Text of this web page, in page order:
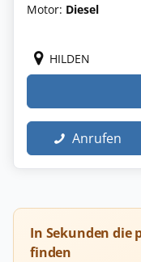
Motor: Diesel
HILDEN
Anrufen
In Sekunden die
finden